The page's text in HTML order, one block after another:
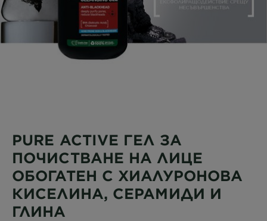
PURE ACTIVE ГЕЛ ЗА
ПОЧИСТВАНЕ НА ЛИЦЕ
ОБОГАТЕН С ХИАЛУРОНОВА
КИСЕЛИНА, СЕРАМИДИ И
ГЛИНА